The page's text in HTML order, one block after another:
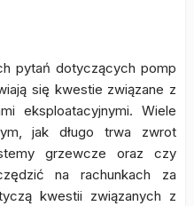
pytań dotyczących pomp
się kwestie związane z
eksploatacyjnymi. Wiele
jak długo trwa zwrot
grzewcze oraz czy
na rachunkach za
kwestii związanych z